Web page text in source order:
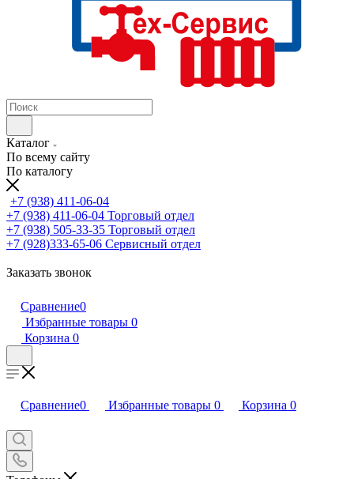
Каталог
По всему сайту
По каталогу
+7 (938) 411-06-04
+7 (938) 411-06-04 Торговый отдел
+7 (938) 505-33-35 Торговый отдел
+7 (928)333-65-06 Сервисный отдел
Заказать звонок
Сравнение0
Избранные товары 0
Корзина 0
Сравнение0 Избранные товары 0 Корзина 0